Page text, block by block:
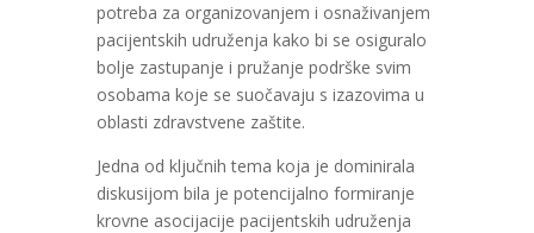
potreba za organizovanjem i osnaživanjem
pacijentskih udruženja kako bi se osiguralo
bolje zastupanje i pružanje podrške svim
osobama koje se suočavaju s izazovima u
oblasti zdravstvene zaštite.
Jedna od ključnih tema koja je dominirala
diskusijom bila je potencijalno formiranje
krovne asocijacije pacijentskih udruženja